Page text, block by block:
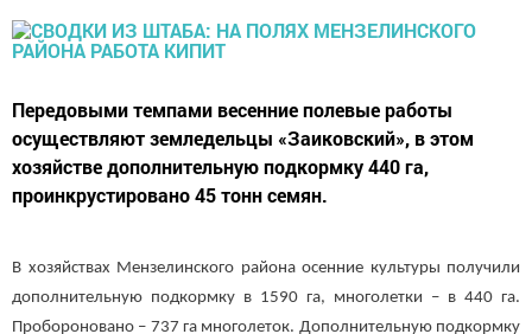
Передовыми темпами весенние полевые работы
осуществляют земледельцы «Заиковский», в этом
хозяйстве дополнительную подкормку 440 га,
проинкрустировано 45 тонн семян.
В хозяйствах Мензелинского района осенние культуры получили
дополнительную подкормку в 1590 га, многолетки – в 440 га.
Пробороновано – 737 га многолеток. Дополнительную подкормку